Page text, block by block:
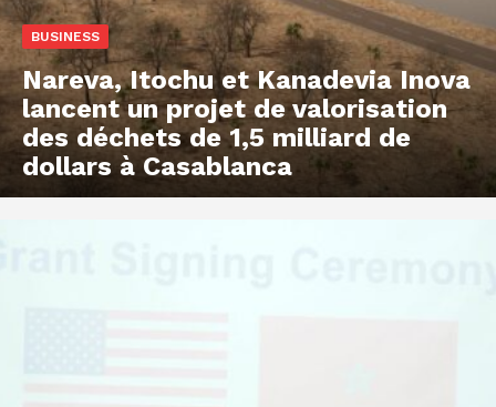
BUSINESS
Nareva, Itochu et Kanadevia Inova
lancent un projet de valorisation
des déchets de 1,5 milliard de
dollars à Casablanca